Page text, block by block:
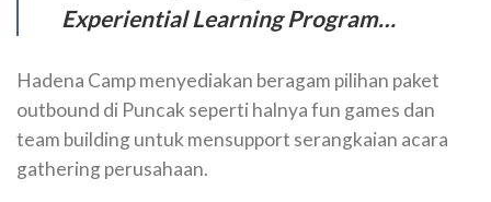
Experiential Learning Program…
Hadena Camp menyediakan beragam pilihan paket
outbound di Puncak seperti halnya fun games dan
team building untuk mensupport serangkaian acara
gathering perusahaan.